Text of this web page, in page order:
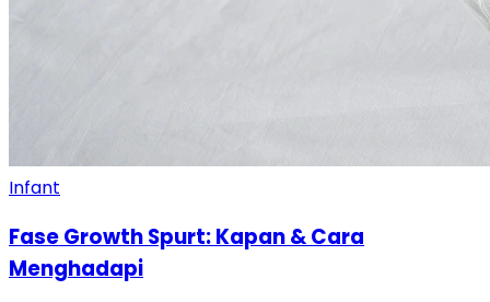
Infant
Fase Growth Spurt: Kapan & Cara
Menghadapi